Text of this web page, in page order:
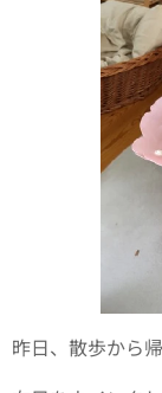
昨日、散歩から